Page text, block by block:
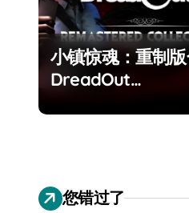
小镇惊魂：重制
DreadOut
Remastered
您错过了